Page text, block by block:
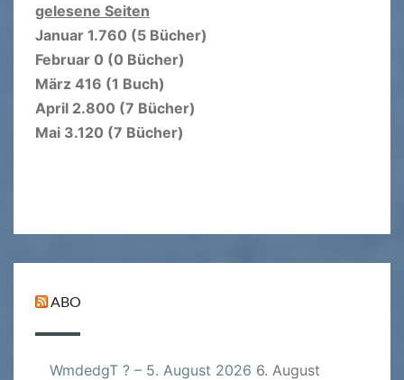
gelesene Seiten
Januar 1.760 (5 Bücher)
Februar 0 (0 Bücher)
März 416 (1 Buch)
April 2.800 (7 Bücher)
Mai 3.120 (7 Bücher)
ABO
WmdedgT ? – 5. August 2026 6. August